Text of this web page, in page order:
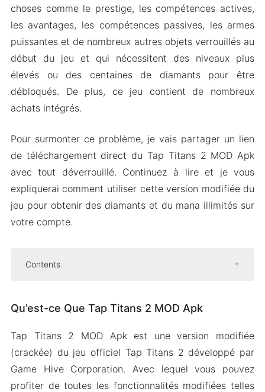
choses comme le prestige, les compétences actives,
les avantages, les compétences passives, les armes
puissantes et de nombreux autres objets verrouillés au
début du jeu et qui nécessitent des niveaux plus
élevés ou des centaines de diamants pour être
débloqués. De plus, ce jeu contient de nombreux
achats intégrés.
Pour surmonter ce problème, je vais partager un lien
de téléchargement direct du Tap Titans 2 MOD Apk
avec tout déverrouillé. Continuez à lire et je vous
expliquerai comment utiliser cette version modifiée du
jeu pour obtenir des diamants et du mana illimités sur
votre compte.
Contents
Caractéristiques de Tap Titans 2 MOD Apk
Débloquez tout avec des diamants
Compétences premium
Mana illimité
Qu’est-ce Que Tap Titans 2 MOD Apk
Tap Titans 2 MOD Apk est une version modifiée
(crackée) du jeu officiel Tap Titans 2 développé par
Game Hive Corporation. Avec lequel vous pouvez
profiter de toutes les fonctionnalités modifiées telles